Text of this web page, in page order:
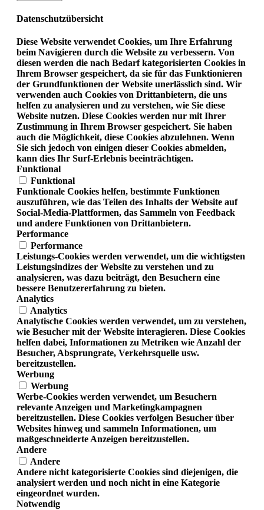
Datenschutzübersicht
Diese Website verwendet Cookies, um Ihre Erfahrung
beim Navigieren durch die Website zu verbessern. Von
diesen werden die nach Bedarf kategorisierten Cookies in
Ihrem Browser gespeichert, da sie für das Funktionieren
der Grundfunktionen der Website unerlässlich sind. Wir
verwenden auch Cookies von Drittanbietern, die uns
helfen zu analysieren und zu verstehen, wie Sie diese
Website nutzen. Diese Cookies werden nur mit Ihrer
Zustimmung in Ihrem Browser gespeichert. Sie haben
auch die Möglichkeit, diese Cookies abzulehnen. Wenn
Sie sich jedoch von einigen dieser Cookies abmelden,
kann dies Ihr Surf-Erlebnis beeinträchtigen.
Funktional
Funktional
Funktionale Cookies helfen, bestimmte Funktionen
auszuführen, wie das Teilen des Inhalts der Website auf
Social-Media-Plattformen, das Sammeln von Feedback
und andere Funktionen von Drittanbietern.
Performance
Performance
Leistungs-Cookies werden verwendet, um die wichtigsten
Leistungsindizes der Website zu verstehen und zu
analysieren, was dazu beiträgt, den Besuchern eine
bessere Benutzererfahrung zu bieten.
Analytics
Analytics
Analytische Cookies werden verwendet, um zu verstehen,
wie Besucher mit der Website interagieren. Diese Cookies
helfen dabei, Informationen zu Metriken wie Anzahl der
Besucher, Absprungrate, Verkehrsquelle usw.
bereitzustellen.
Werbung
Werbung
Werbe-Cookies werden verwendet, um Besuchern
relevante Anzeigen und Marketingkampagnen
bereitzustellen. Diese Cookies verfolgen Besucher über
Websites hinweg und sammeln Informationen, um
maßgeschneiderte Anzeigen bereitzustellen.
Andere
Andere
Andere nicht kategorisierte Cookies sind diejenigen, die
analysiert werden und noch nicht in eine Kategorie
eingeordnet wurden.
Notwendig